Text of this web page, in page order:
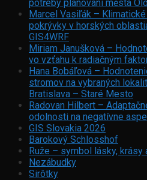
potřeby plánovaní města
Marcel Vasiľák –
pokrývky v horských
GIS4WRF
Miriam Janušková –
vo vzťahu k radiačným
Hana Bobáľová –
stromov na vybraných
Bratislava – Staré Mesto
Radovan Hilbert –
odolnosti na negatívne
GIS Slovakia 2026
Barokový Schlosshof
Ruže – symbol lásky, krásy
Nezábudky
Sirôtky